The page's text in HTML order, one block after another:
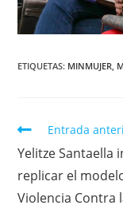
ETIQUETAS: MINMUJER,
Entrada
Yelitze Santaella
replicar el
Violencia Contra